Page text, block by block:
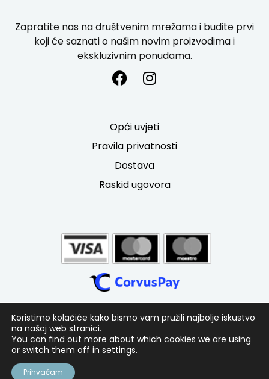
Zapratite nas na društvenim mrežama i budite prvi
koji će saznati o našim novim proizvodima i
ekskluzivnim ponudama.
Opći uvjeti
Pravila privatnosti
Dostava
Raskid ugovora
Koristimo kolačiće kako bismo vam pružili najbolje iskustvo
na našoj web stranici.
You can find out more about which cookies we are using
or switch them off in settings.
Prihvaćam